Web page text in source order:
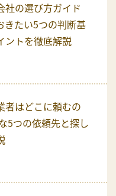
社の選び方ガイド
きたい5つの判断基
ントを徹底解説
者はどこに頼むの
5つの依頼先と探し